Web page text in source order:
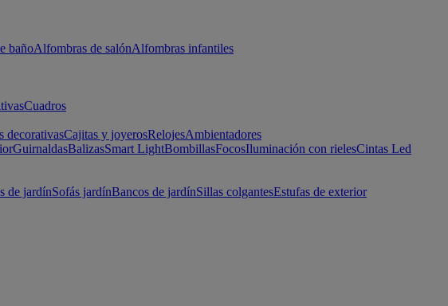
bañoAlfombras de salónAlfombras infantiles
Cuadros
decorativasCajitas y joyerosRelojesAmbientadores
GuirnaldasBalizasSmart LightBombillasFocosIluminación con rielesCintas Led
de jardínSofás jardínBancos de jardínSillas colgantesEstufas de exterior